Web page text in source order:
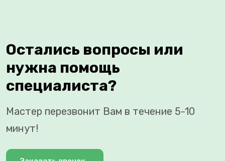
Остались вопросы или
нужна помощь
специалиста?
Мастер перезвонит Вам в течение 5-10
минут!